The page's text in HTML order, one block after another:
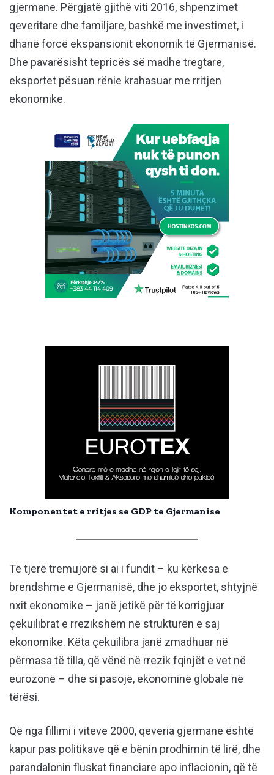
gjermane. Përgjatë gjithë viti 2016, shpenzimet
qeveritare dhe familjare, bashkë me investimet, i
dhanë forcë ekspansionit ekonomik të Gjermanisë.
Dhe pavarësisht tepricës së madhe tregtare,
eksportet pësuan rënie krahasuar me rritjen
ekonomike.
Komponentet e rritjes se GDP te Gjermanise
Të tjerë tremujorë si ai i fundit – ku kërkesa e
brendshme e Gjermanisë, dhe jo eksportet, shtyjnë
nxit ekonomike – janë jetikë për të korrigjuar
çekuilibrat e rrezikshëm në strukturën e saj
ekonomike. Këta çekuilibra janë zmadhuar në
përmasa të tilla, që vënë në rrezik fqinjët e vet në
eurozonë – dhe si pasojë, ekonominë globale në
tërësi.
Që nga fillimi i viteve 2000, qeveria gjermane është
kapur pas politikave që e bënin prodhimin të lirë, dhe
parandalonin fluskat financiare apo inflacionin, që të